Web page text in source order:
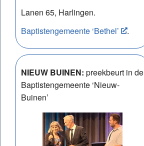
Lanen 65, Harlingen.
Baptistengemeente ‘Bethel’
.
NIEUW BUINEN: preekbeurt in de
Baptistengemeente ‘Nieuw-
Buinen’